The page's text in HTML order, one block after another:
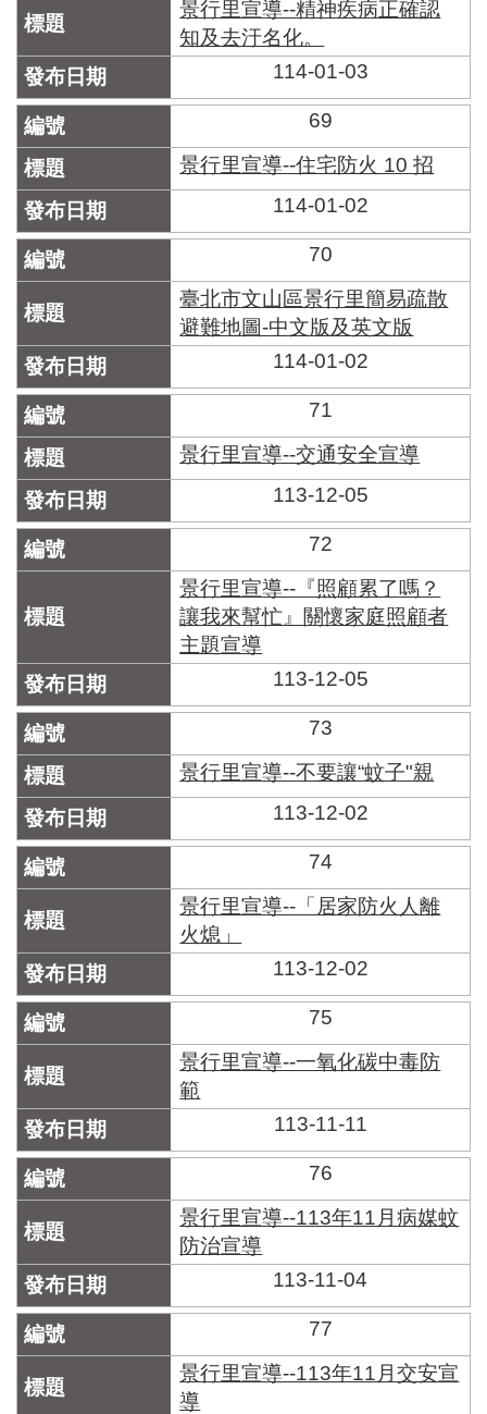
景行里宣導--精神疾病正確認
知及去汙名化。
114-01-03
69
景行里宣導--住宅防火 10 招
114-01-02
70
臺北市文山區景行里簡易疏散
避難地圖-中文版及英文版
114-01-02
71
景行里宣導--交通安全宣導
113-12-05
72
景行里宣導--『照顧累了嗎？
讓我來幫忙』關懷家庭照顧者
主題宣導
113-12-05
73
景行里宣導--不要讓“蚊子"親
113-12-02
74
景行里宣導--「居家防火人離
火熄」
113-12-02
75
景行里宣導--一氧化碳中毒防
範
113-11-11
76
景行里宣導--113年11月病媒蚊
防治宣導
113-11-04
77
景行里宣導--113年11月交安宣
導